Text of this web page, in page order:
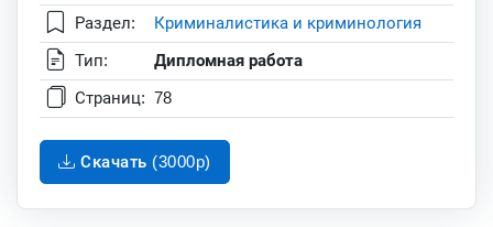
Раздел:
Криминалистика и криминология
Тип:
Дипломная работа
Страниц: 78
Скачать (3000p)